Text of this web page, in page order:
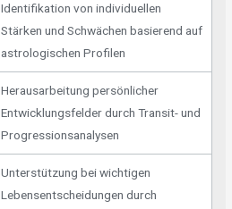
Identifikation von individuellen
Stärken und Schwächen basierend auf
astrologischen Profilen
Herausarbeitung persönlicher
Entwicklungsfelder durch Transit- und
Progressionsanalysen
Unterstützung bei wichtigen
Lebensentscheidungen durch